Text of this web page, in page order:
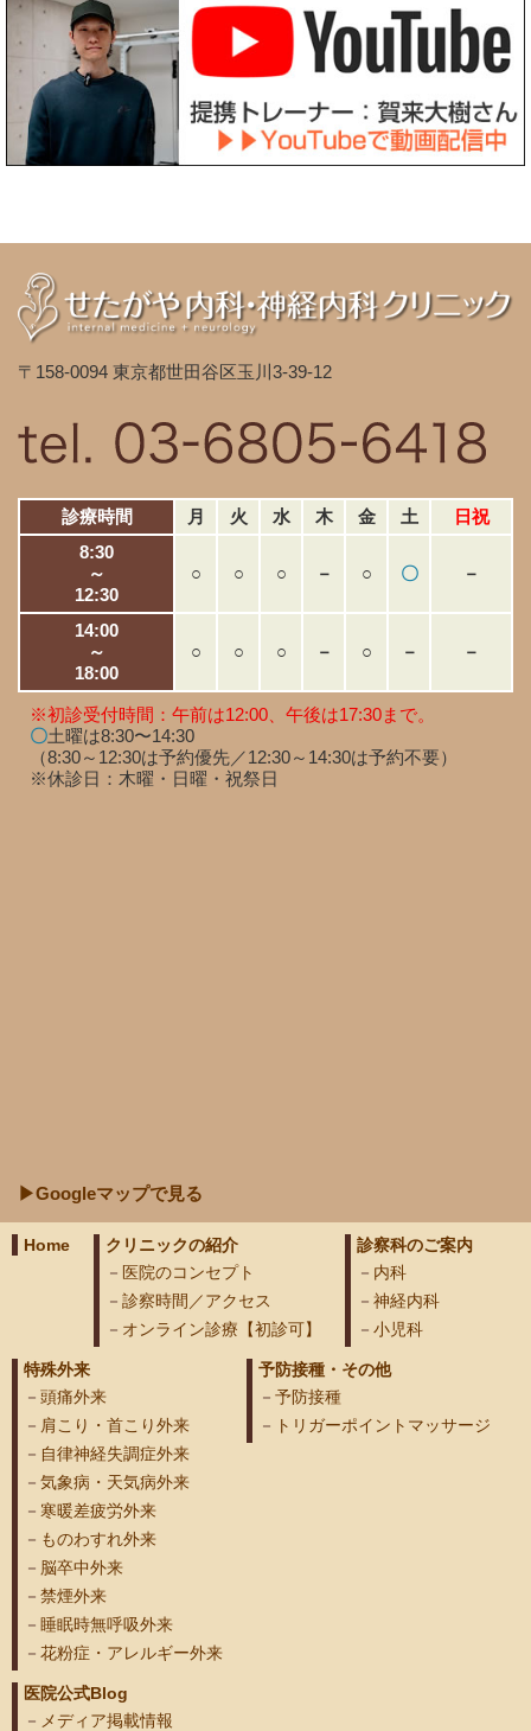
〒158-0094 東京都世田谷区玉川3-39-12
診療時間 月 火 水 木 金 土
日祝
8:30
～
12:30
○ ○ ○ － ○ 〇 －
14:00
～
18:00
○ ○ ○ － ○ － －
※初診受付時間：午前は12:00、午後は17:30まで。
〇土曜は8:30〜14:30
（8:30～12:30は予約優先／12:30～14:30は予約不要）
※休診日：木曜・日曜・祝祭日
▶Googleマップで見る
Home
クリニックの紹介
医院のコンセプト
診察時間／アクセス
オンライン診療【初診可】
診察科のご案内
内科
神経内科
小児科
特殊外来
頭痛外来
肩こり・首こり外来
自律神経失調症外来
気象病・天気病外来
寒暖差疲労外来
ものわすれ外来
脳卒中外来
禁煙外来
睡眠時無呼吸外来
花粉症・アレルギー外来
予防接種・その他
予防接種
トリガーポイントマッサージ
医院公式Blog
メディア掲載情報